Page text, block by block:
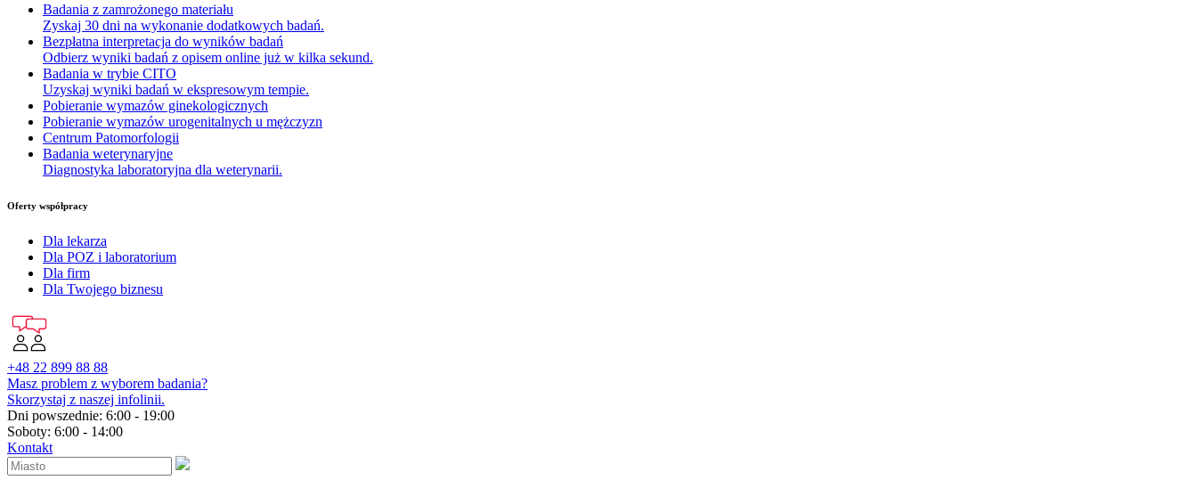
Badania z zamrożonego materiału
Zyskaj 30 dni na wykonanie dodatkowych badań.
Bezpłatna interpretacja do wyników badań
Odbierz wyniki badań z opisem online już w kilka sekund.
Badania w trybie CITO
Uzyskaj wyniki badań w ekspresowym tempie.
Pobieranie wymazów ginekologicznych
Pobieranie wymazów urogenitalnych u mężczyzn
Centrum Patomorfologii
Badania weterynaryjne
Diagnostyka laboratoryjna dla weterynarii.
Oferty współpracy
Dla lekarza
Dla POZ i laboratorium
Dla firm
Dla Twojego biznesu
+48 22 899 88 88
Masz problem z wyborem badania?
Skorzystaj z naszej infolinii.
Dni powszednie: 6:00 - 19:00
Soboty: 6:00 - 14:00
Kontakt